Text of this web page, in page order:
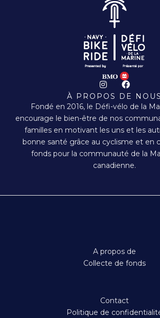
I
n
s
t
a
r
a
F
a
c
e
b
o
k
À PROPOS DE NOUS
Fondé en 2016, le Défi-vélo de la
encourage le bien-être de nos
familles en motivant les uns et les
bonne santé grâce au cyclisme et en
fonds pour la communauté de la
canadienne.
A propos de
Collecte de fonds
Contact
Politique de